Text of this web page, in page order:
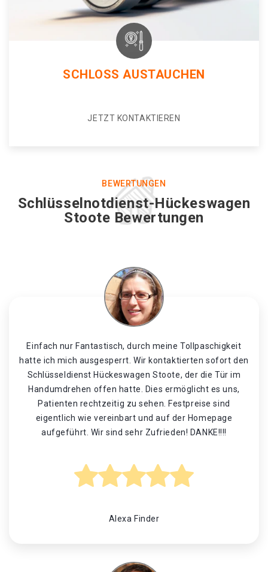
SCHLOSS AUSTAUCHEN
JETZT KONTAKTIEREN
BEWERTUNGEN
Schlüsselnotdienst-Hückeswagen
Stoote Bewertungen
Einfach nur Fantastisch, durch meine Tollpaschigkeit
hatte ich mich ausgesperrt. Wir kontaktierten sofort den
Schlüsseldienst Hückeswagen Stoote, der die Tür im
Handumdrehen offen hatte. Dies ermöglicht es uns,
Patienten rechtzeitig zu sehen. Festpreise sind
eigentlich wie vereinbart und auf der Homepage
aufgeführt. Wir sind sehr Zufrieden! DANKE!!!!
Alexa Finder